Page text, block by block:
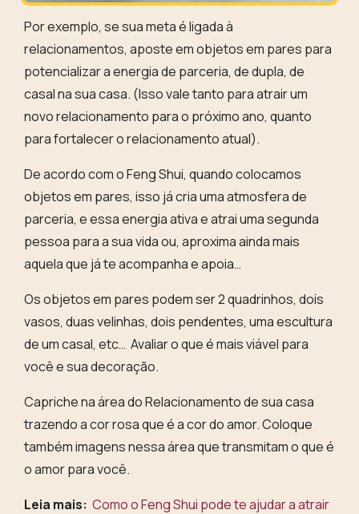
Por exemplo, se sua meta é ligada à
relacionamentos, aposte emobjetos em pares para
potencializar aenergia de parceria, de dupla, de
casal na sua casa. (Isso vale tanto para atrair um
novo relacionamento para o próximo ano, quanto
para fortalecer o relacionamento atual).
De acordo com o Feng Shui, quando colocamos
objetos em pares, isso já cria uma atmosfera de
parceria, e essa energia ativa e atrai uma segunda
pessoa para a sua vida ou, aproxima ainda mais
aquela que já te acompanha e apoia…
Os objetos em pares podem ser 2 quadrinhos, dois
vasos, duas velinhas, dois pendentes, uma escultura
de um casal, etc… Avaliar o que é mais viável para
você e sua decoração.
Capriche na área do Relacionamento de sua casa
trazendoa cor rosaque é a cor do amor. Coloque
também imagens nessa área que transmitam o que é
o amor para você.
Leia mais: Como o Feng Shui pode te ajudar a atrair